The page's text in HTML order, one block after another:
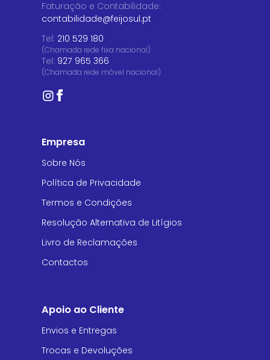
Faturação e Contabilidade:
contabilidade@feijosul.pt
Tel: 210 529 180
(Chamada rede fixa nacional)
Tel: 927 965 366
(Chamada rede móvel nacional)
Empresa
Sobre Nós
Política de Privacidade
Termos e Condições
Resolução Alternativa de Litígios
Livro de Reclamações
Contactos
Apoio ao Cliente
Envios e Entregas
Trocas e Devoluções